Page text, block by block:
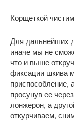
Корщеткой
Для дальнейших
иначе мы не
что и выше
фиксации шкива
приспособление,
просунув ее
лонжерон, а
откурчиваем,